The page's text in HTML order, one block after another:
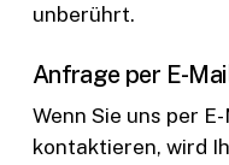
unberührt.
Anfrage per E-
Wenn Sie uns per
kontaktieren, wird